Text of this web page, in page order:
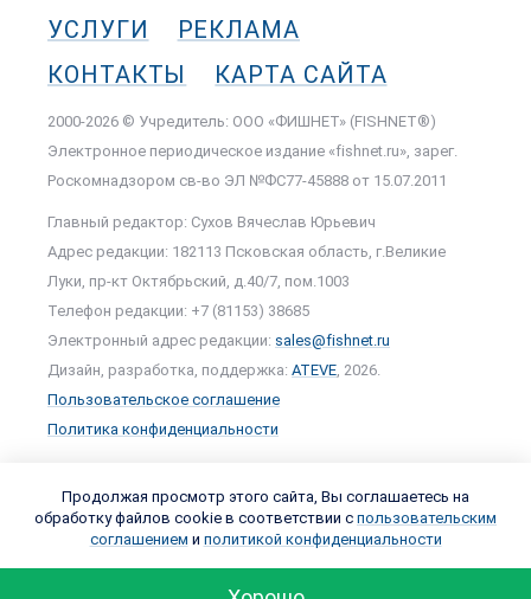
УСЛУГИ
РЕКЛАМА
КОНТАКТЫ
КАРТА САЙТА
2000-2026 © Учредитель: ООО «ФИШНЕТ» (FISHNET®)
Электронное периодическое издание «fishnet.ru», зарег.
Роскомнадзором cв-во ЭЛ №ФС77-45888 от 15.07.2011
Главный редактор: Сухов Вячеслав Юрьевич
Адрес редакции: 182113 Псковская область, г.Великие
Луки, пр-кт Октябрьский, д.40/7, пом.1003
Телефон редакции: +7 (81153) 38685
Электронный адрес редакции: sales@fishnet.ru
Дизайн, разработка, поддержка: ATEVE , 2026.
Пользовательское соглашение
Политика конфиденциальности
Продолжая просмотр этого сайта, Вы соглашаетесь на
обработку файлов cookie в соответствии с пользовательским
соглашением и политикой конфиденциальности